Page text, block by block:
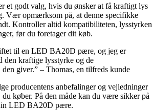
godt valg, hvis du ønsker at få kraftigt lys
Vær opmærksom på, at denne specifikke
Kontroller altid kompatibiliteten, lysstyrken
før du foretager dit køb.
til en LED BA20D pære, og jeg er
den kraftige lysstyrke og de
den giver.” – Thomas, en tilfreds kunde
producentens anbefalinger og vejledninger
køber. På den måde kan du være sikker på
LED BA20D pære.